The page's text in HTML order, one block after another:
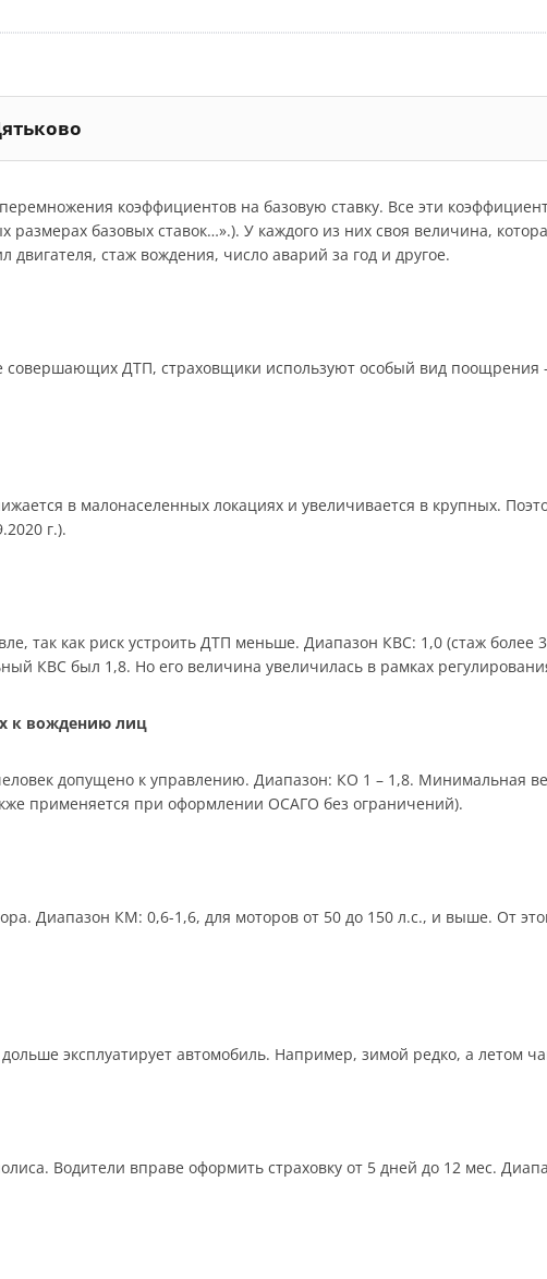
коэффициентов на базовую ставку. Все эти
базовых ставок…».). У каждого из них своя величина,
стаж вождения, число аварий за год и другое.
совершающих ДТП, страховщики используют особый вид поощрения
в малонаселенных локациях и увеличивается в крупных.
г.).
так как риск устроить ДТП меньше. Диапазон КВС: 1,0 (стаж более
КВС был 1,8. Но его величина увеличилась в рамках
к вождению лиц
допущено к управлению. Диапазон: КО 1 – 1,8. Минимальная
применяется при оформлении ОСАГО без ограничений).
Диапазон КМ: 0,6-1,6, для моторов от 50 до 150 л.с., и выше. От
эксплуатирует автомобиль. Например, зимой редко, а летом
Водители вправе оформить страховку от 5 дней до 12 мес.